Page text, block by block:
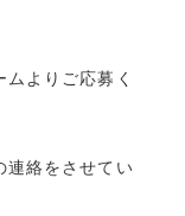
よりご応募く
連絡をさせてい